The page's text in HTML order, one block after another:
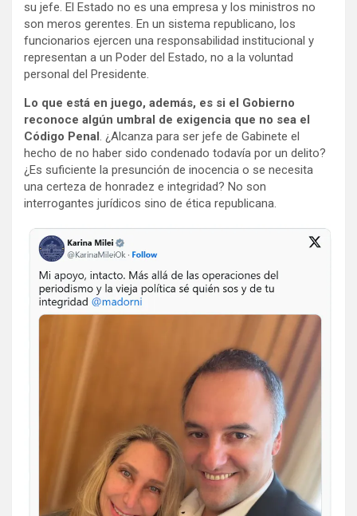
su jefe. El Estado no es una empresa y los ministros no
son meros gerentes. En un sistema republicano, los
funcionarios ejercen una responsabilidad institucional y
representan a un Poder del Estado, no a la voluntad
personal del Presidente.
Lo que está en juego, además, es si el Gobierno
reconoce algún umbral de exigencia que no sea el
Código Penal. ¿Alcanza para ser jefe de Gabinete el
hecho de no haber sido condenado todavía por un delito?
¿Es suficiente la presunción de inocencia o se necesita
una certeza de honradez e integridad? No son
interrogantes jurídicos sino de ética republicana.